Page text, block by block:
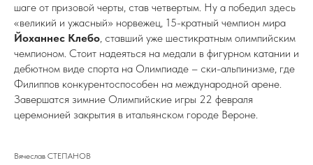
шаге от призовой черты, став четвертым. Ну а победил здесь
«великий и ужасный» норвежец, 15-кратный чемпион мира
Йоханнес Клебо, ставший уже шестикратным олимпийским
чемпионом. Стоит надеяться на медали в фигурном катании и
дебютном виде спорта на Олимпиаде – ски-альпинизме, где
Филиппов конкурентоспособен на международной арене.
Завершатся зимние Олимпийские игры 22 февраля
церемонией закрытия в итальянском городе Вероне.
Вячеслав СТЕПАНОВ